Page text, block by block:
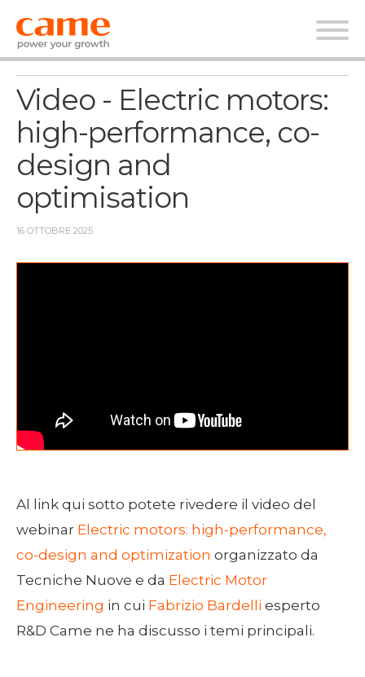
News
Video - Electric motors:
high-performance, co-
design and
optimisation
16 OTTOBRE 2025
Al link qui sotto potete rivedere il video del
webinar Electric motors: high-performance,
co-design and optimization organizzato da
Tecniche Nuove e da Electric Motor
Engineering in cui Fabrizio Bardelli esperto
R&D Came ne ha discusso i temi principali.